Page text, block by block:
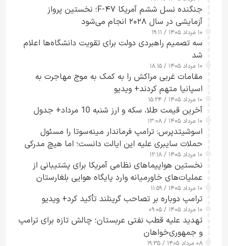
جنگنده نسل ششم آمریکا F-۴۷؛ نخستین پرواز
آزمایشی در سال ۲۰۲۸ انجام می‌شود
۱۰ مرداد ۱۴۰۵ / ۱۹:۱۱
سه تصمیم راهبردی دولت برای تقویت دانشگاه‌ها اعلام
شد
۱۰ مرداد ۱۴۰۵ / ۱۸:۱۵
مقامات غربی مراکش را به کمک به موج مهاجرت به
اسپانیا متهم کردند+ ویدیو
۱۰ مرداد ۱۴۰۵ / ۱۵:۲۴
آخرین قیمت طلا، سکه و ارز شنبه 10 مرداد+ جدول
۱۰ مرداد ۱۴۰۵ / ۱۳:۰۸
اسوشیتدپرس: ترامپ فرماندار مینه‌سوتا را مسئول
حملات سایبری علیه این ایالت دانست؛ اما هیچ مدرکی
ارائه نکرد
۱۰ مرداد ۱۴۰۵ / ۱۲:۱۸
نخستین هواپیماهای نظامی آمریکا برای پشتیبانی از
عملیات‌های خاورمیانه وارد پایگاه هوایی بلغارستان
شدند
۱۰ مرداد ۱۴۰۵ / ۱۱:۵۹
ترامپ دوباره بر تصاحب گرینلند تأکید کرد+ ویدیو
۱۰ مرداد ۱۴۰۵ / ۰۹:۰۵
تهدید علیه قطب نفتی عربستان؛ چالش تازه برای ترامپ
و جمهوری‌خواهان
۰۸ مرداد ۱۴۰۵ / ۱۹:۳۵